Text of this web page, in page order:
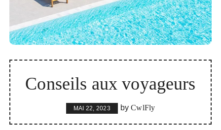
Conseils aux voyageurs
MAI 22, 2023 byCwlFly